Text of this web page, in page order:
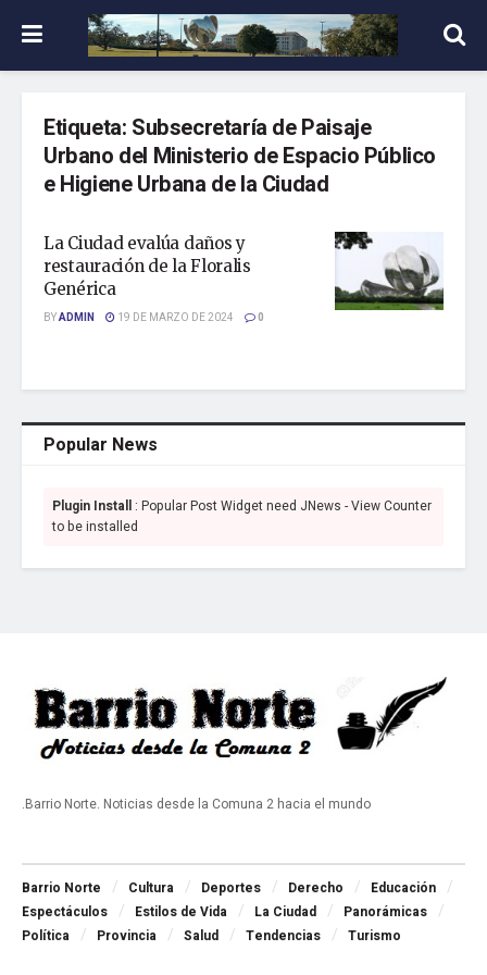
Etiqueta: Subsecretaría de Paisaje
Urbano del Ministerio de Espacio Público
e Higiene Urbana de la Ciudad
La Ciudad evalúa daños y
restauración de la Floralis
Genérica
BYADMIN 19 DE MARZO DE 2024 0
Popular News
Plugin Install : Popular Post Widget need JNews - View Counter
to be installed
.Barrio Norte. Noticias desde la Comuna 2 hacia el mundo
Barrio Norte Cultura Deportes Derecho
Educación
Espectáculos
Estilos de Vida La Ciudad
Panorámicas
Política
Provincia Salud Tendencias Turismo